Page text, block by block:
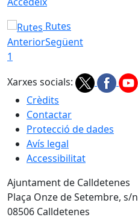
Rutes
AnteriorSegüent
1
Xarxes socials:
Crèdits
Contactar
Protecció de dades
Avís legal
Accessibilitat
Ajuntament de Calldetenes
Plaça Onze de Setembre, s/n
08506 Calldetenes